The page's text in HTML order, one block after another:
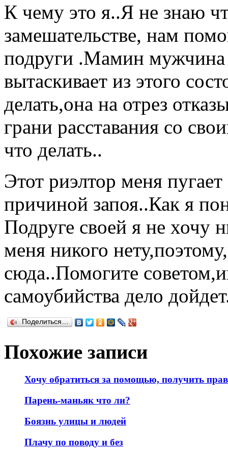
К чему это я..Я не знаю
замешательстве, нам
подруги .Мамин мужчина
вытаскивает из этого
делать,она на отрез
грани расставания со
что делать..
Этот риэлтор меня
причиной запоя..Как я
Подруге своей я не хочу
меня никого
сюда..Помогите
самоубийства дело
Поделиться…
Похожие записи
Хочу обратиться за помощью, получить
Парень-маньяк что ли?
Боязнь улицы и людей
Плачу по поводу и без